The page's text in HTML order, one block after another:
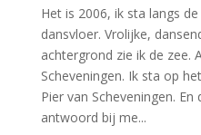
Het is 2006, ik sta langs
dansvloer. Vrolijke,
achtergrond zie ik de zee.
Scheveningen. Ik sta op
Pier van Scheveningen.
antwoord bij me...